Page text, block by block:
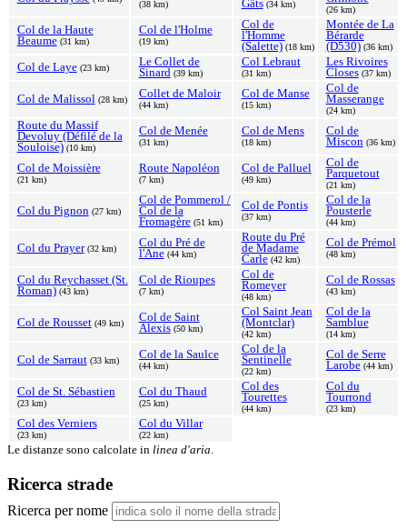
(38 km) Gâts (34 km)
(26 km)
Col de la Haute
Beaume (31 km)
Col de l'Holme
(19 km)
Col de
l'Homme
(Salette) (18 km)
Montée de La
Bérarde
(D530) (36 km)
Col de Laye (23 km)
Le Collet de
Sinard (39 km)
Col Lebraut
(31 km)
Les Rivoires
Closes (37 km)
Col de Malissol (28 km) Collet de Maloir
(44 km)
Col de Manse
(15 km)
Col de
Masserange
(24 km)
Route du Massif
Devoluy (Défilé de la
Souloise) (10 km)
Col de Menée
(31 km)
Col de Mens
(18 km)
Col de
Miscon (36 km)
Col de Moissière
(21 km)
Route Napoléon
(7 km)
Col de Palluel
(49 km)
Col de
Parquetout
(21 km)
Col du Pignon (27 km)
Col de Pommerol /
Col de la
Fromagère (51 km)
Col de Pontis
(37 km)
Col de la
Pousterle
(44 km)
Col du Prayer (32 km)
Col du Pré de
l'Ane (44 km)
Route du Pré
de Madame
Carle (42 km)
Col de Prémol
(48 km)
Col du Reychasset (St.
Roman) (43 km)
Col de Rioupes
(7 km)
Col de
Romeyer
(48 km)
Col de Rossas
(43 km)
Col de Rousset (49 km)
Col de Saint
Alexis (50 km)
Col Saint Jean
(Montclar)
(42 km)
Col de la
Samblue
(14 km)
Col de Sarraut (33 km) Col de la Saulce
(44 km)
Col de la
Sentinelle
(22 km)
Col de Serre
Larobe (44 km)
Col de St. Sébastien
(23 km)
Col du Thaud
(25 km)
Col des
Tourettes
(44 km)
Col du
Tourrond
(23 km)
Col des Verniers
(23 km)
Col du Villar
(22 km)
Le distanze sono calcolate in linea d'aria.
Ricerca strade
Ricerca per nome